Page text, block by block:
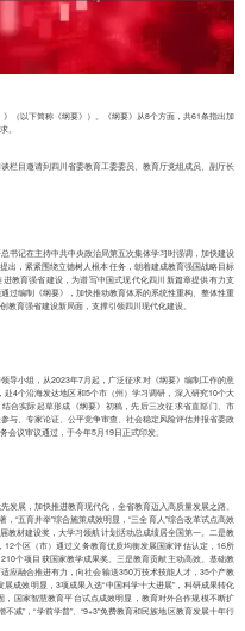
（以下简称《纲要》）。《纲要》从8个方面，共61条指出加
。
栏目邀请到四川省委教育工委委员、教育厅党组成员、副厅长
书记在主持中共中央政治局第五次集体学习时强调，加快建设
出，紧紧围绕立德树人根本任务，朝着建成教育强国战略目标
教育强省建设，为谱写中国式现代化四川新篇章提供有力支
过编制《纲要》，加快推动教育体系的系统性重构、整体性重
育强省建设新局面，支撑引领四川现代化建设。
导小组，从2023年7月起，广泛征求对《纲要》编制工作的意
4个沿海发达地区和5个市（州）学习调研，深入研究10个大
合实际起草形成《纲要》初稿，先后三次征求省直部门、市
与、专家论证、公平竞争审查、社会稳定风险评估并报省委政
议审议通过，于今年5月19日正式印发。
展，加快推进教育现代化，全省教育迈入高质量发展之路。
“五育并举”综合施策成效明显，“三全育人”综合改革试点高效
教材建设奖，大学习领航计划活动总成绩居全国第一。二是教
个区（市）通过义务教育优质均衡发展国家评估认定，16所
个项目获国家教学成果奖。三是教育贡献主动高效。基础教
应融合推进有力，向社会输送350万技术技能人才，35个产教
成效明显，3项成果入选“中国科学十大进展”，科研成果转化
国家智慧教育平台试点成效明显，教育对外合作规模不断扩
减”，“学前学普”、“9+3”免费教育和民族地区教育发展十年行